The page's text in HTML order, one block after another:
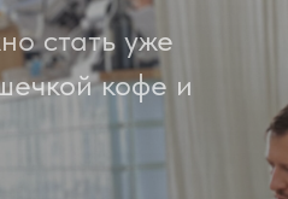
стать уже
кофе и